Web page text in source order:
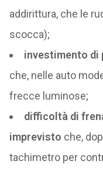
addirittura, che le
scocca);
investimento di
che, nelle auto
frecce luminose;
difficoltà di
imprevisto che,
tachimetro per